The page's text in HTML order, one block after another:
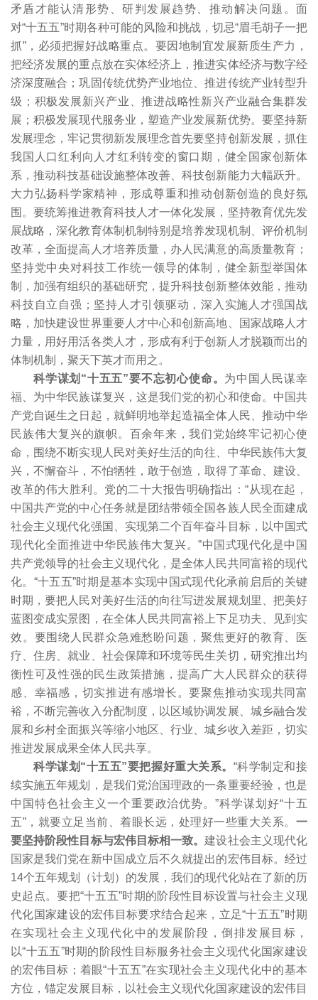
矛盾才能认清形势、研判发展趋势、推动解决问题。面
对“十五五”时期各种可能的风险和挑战，切忌“眉毛胡子一把
抓”，必须把握好战略重点。要因地制宜发展新质生产力，
把经济发展的重点放在实体经济上，推进实体经济与数字经
济深度融合；巩固传统优势产业地位、推进传统产业转型升
级；积极发展新兴产业、推进战略性新兴产业融合集群发
展；积极发展现代服务业，塑造产业发展新优势。要坚持新
发展理念，牢记贯彻新发展理念首先要坚持创新发展，抓住
我国人口红利向人才红利转变的窗口期，健全国家创新体
系，推动科技基础设施整体改善、科技创新能力大幅跃升。
大力弘扬科学家精神，形成尊重和推动创新创造的良好氛
围。要统筹推进教育科技人才一体化发展，坚持教育优先发
展战略，深化教育体制机制特别是培养发现机制、评价机制
改革，全面提高人才培养质量，办人民满意的高质量教育；
坚持党中央对科技工作统一领导的体制，健全新型举国体
制，加强有组织的基础研究，提升科技创新整体效能，推动
科技自立自强；坚持人才引领驱动，深入实施人才强国战
略，加快建设世界重要人才中心和创新高地、国家战略人才
力量，用好用活各类人才，形成有利于创新人才脱颖而出的
体制机制，聚天下英才而用之。
科学谋划“十五五”要不忘初心使命。 为中国人民谋幸
福、为中华民族谋复兴，这是我们党的初心和使命。中国共
产党自诞生之日起，就鲜明地举起造福全体人民、推动中华
民族伟大复兴的旗帜。百余年来，我们党始终牢记初心使
命，围绕不断实现人民对美好生活的向往、中华民族伟大复
兴，不懈奋斗，不怕牺牲，敢于创造，取得了革命、建设、
改革的伟大胜利。党的二十大报告明确指出：“从现在起，
中国共产党的中心任务就是团结带领全国各族人民全面建成
社会主义现代化强国、实现第二个百年奋斗目标，以中国式
现代化全面推进中华民族伟大复兴。”中国式现代化是中国
共产党领导的社会主义现代化，是全体人民共同富裕的现代
化。“十五五”时期是基本实现中国式现代化承前启后的关键
时期，要把人民对美好生活的向往写进发展规划里、把美好
蓝图变成实景图，在全体人民共同富裕上下足功夫、见到实
效。要围绕人民群众急难愁盼问题，聚焦更好的教育、医
疗、住房、就业、社会保障和环境等民生关切，研究推出均
衡性可及性强的民生政策措施，提高广大人民群众的获得
感、幸福感，切实推进有感增长。要聚焦推动实现共同富
裕，不断完善收入分配制度，以区域协调发展、城乡融合发
展和乡村全面振兴等缩小地区、行业、城乡收入差距，切实
推进发展成果全体人民共享。
科学谋划“十五五”要把握好重大关系。 “科学制定和接
续实施五年规划，是我们党治国理政的一条重要经验，也是
中国特色社会主义一个重要政治优势。”科学谋划好“十五
五”，就要立足当前、着眼长远，处理好一些重大关系。 一
要坚持阶段性目标与宏伟目标相一致。建设社会主义现代化
国家是我们党在新中国成立后不久就提出的宏伟目标。经过
14个五年规划（计划）的发展，我们的现代化站在了新的历
史起点。要把“十五五”时期的阶段性目标设置与社会主义现
代化国家建设的宏伟目标要求结合起来，立足“十五五”时期
在实现社会主义现代化中的发展阶段，倒排发展目标，
以“十五五”时期的阶段性目标服务社会主义现代化国家建设
的宏伟目标；着眼“十五五”在实现社会主义现代化中的基本
方位，锚定发展目标，以社会主义现代化国家建设的宏伟目